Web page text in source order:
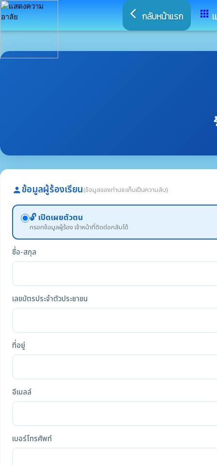
arrow_back_ios กลับหน้าแรก apps
personข้อมูลผู้ร้องเรียน(ข้อมูลของท่านจะเก็บเป็นความลับ)
🔓 เปิดเผยตัวตน
กรอกข้อมูลผู้ร้อง เจ้าหน้าที่ติดต่อกลับได้
ชื่อ-สกุล
เลขบัตรประจำตัวประชาชน
ที่อยู่
อีเมลล์
เบอร์โทรศัพท์